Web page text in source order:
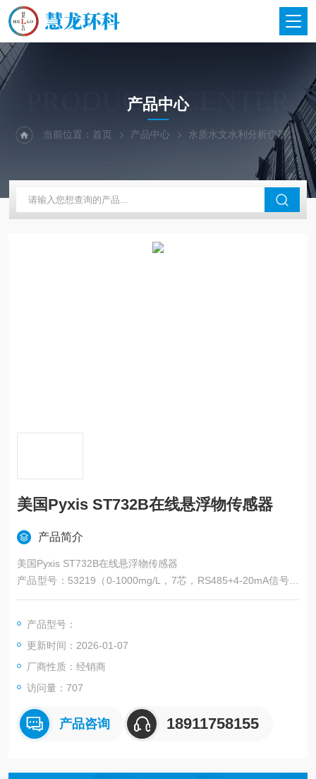
PRODUCTS CENTER
产品中心
当前位置：首页 产品中心 水质水文水利分析仪器
美国Pyxis ST732B在线悬浮物传感器
产品简介
美国Pyxis ST732B在线悬浮物传感器
产品型号：53219（0-1000mg/L，7芯，RS485+4-20mA信号输
出）
远距离传输更稳定、准确
产品型号：
更新时间：2026-01-07
厂商性质：经销商
访问量：707
产品咨询 18911758155